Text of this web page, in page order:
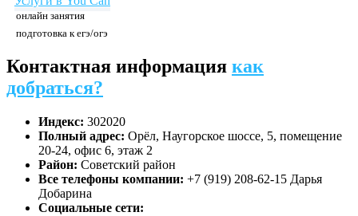
онлайн занятия
подготовка к егэ/огэ
Контактная информация как
добраться?
Индекс: 302020
Полный адрес: Орёл, Наугорское шоссе, 5, помещение
20-24, офис 6, этаж 2
Район: Советский район
Все телефоны компании: +7 (919) 208-62-15 Дарья
Добарина
Социальные сети: